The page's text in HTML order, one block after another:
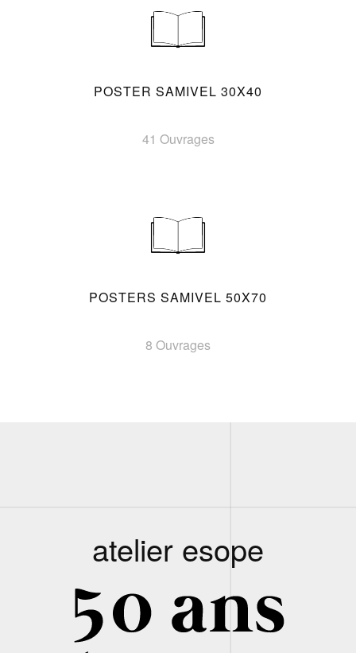
POSTER SAMIVEL 30X40
41 Ouvrages
POSTERS SAMIVEL 50X70
8 Ouvrages
atelier esope